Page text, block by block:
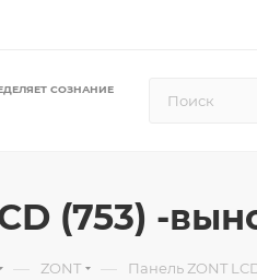
СОЗНАНИЕ
(753) -
— ZONT — Панель ZONT